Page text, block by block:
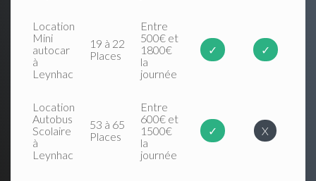
Location
Mini
autocar
à
Leynhac
19 à 22
Places
Entre
500€ et
1800€
la
journée
✓ ✓
Location
Autobus
Scolaire
à
Leynhac
53 à 65
Places
Entre
600€ et
1500€
la
journée
✓ X